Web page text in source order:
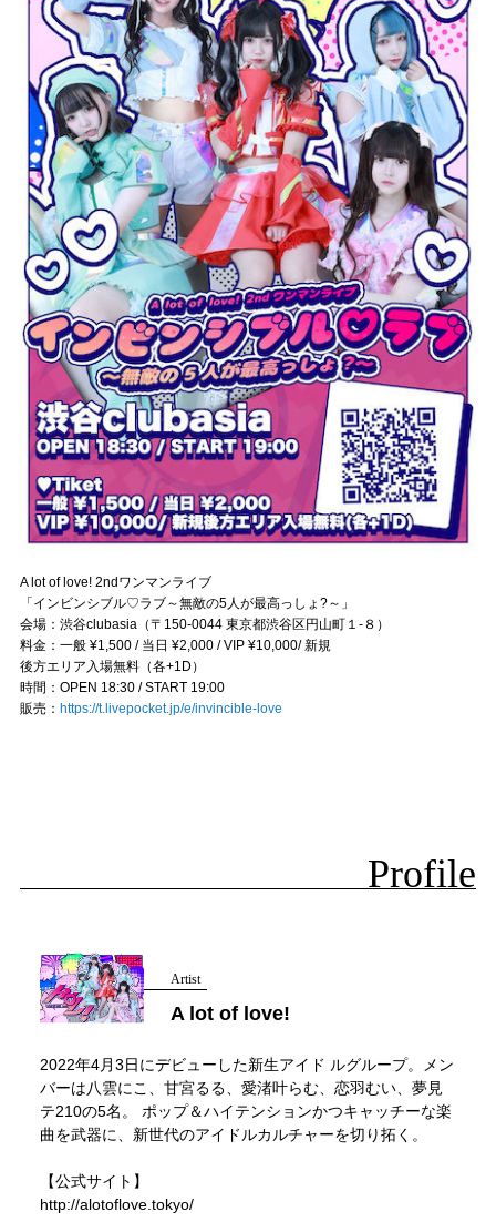
A lot of love! 2ndワンマンライブ
「インビンシブル♡ラブ～無敵の5人が最高っしょ?～」
会場：渋谷clubasia（〒150-0044 東京都渋谷区円山町１-８）
料金：一般 ¥1,500 / 当日 ¥2,000 / VIP ¥10,000/ 新規
後方エリア入場無料（各+1D）
時間：OPEN 18:30 / START 19:00
販売： https://t.livepocket.jp/e/invincible-love
Profile
Artist
A lot of love!
2022年4月3日にデビューした新生アイド ルグループ。メン
バーは八雲にこ、甘宮るる、愛渚叶らむ、恋羽むい、夢見
テ210の5名。 ポップ＆ハイテンションかつキャッチーな楽
曲を武器に、新世代のアイドルカルチャーを切り拓く。
【公式サイト】
http://alotoflove.tokyo/